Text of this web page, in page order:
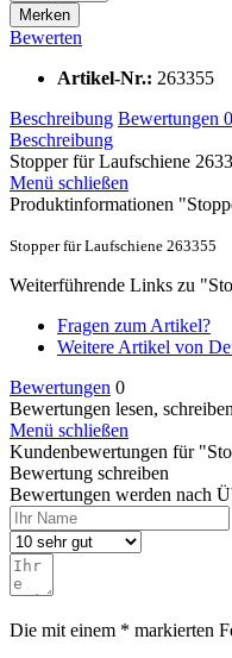
Merken
Bewerten
Artikel-Nr.: 263355
Beschreibung Bewertungen 0
Beschreibung
Stopper für Laufschiene
Menü schließen
Produktinformationen
Stopper für Laufschiene 263355
Weiterführende Links zu
Fragen zum Artikel?
Weitere Artikel von
Bewertungen 0
Bewertungen lesen,
Menü schließen
Kundenbewertungen für
Bewertung schreiben
Bewertungen werden nach
Die mit einem * markierten